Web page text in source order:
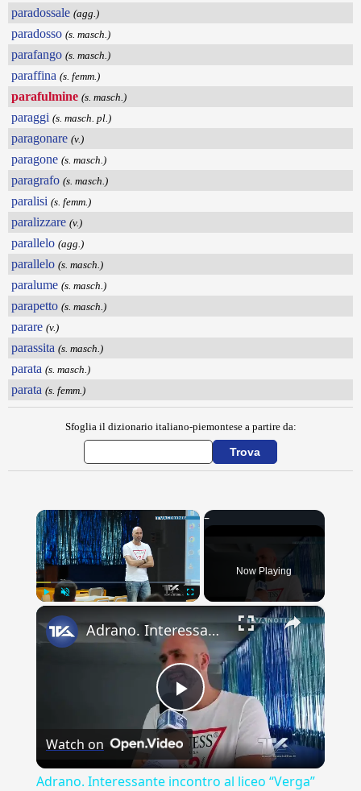
paradossale (agg.)
paradosso (s. masch.)
parafango (s. masch.)
paraffina (s. femm.)
parafulmine (s. masch.)
paraggi (s. masch. pl.)
paragonare (v.)
paragone (s. masch.)
paragrafo (s. masch.)
paralisi (s. femm.)
paralizzare (v.)
parallelo (agg.)
parallelo (s. masch.)
paralume (s. masch.)
parapetto (s. masch.)
parare (v.)
parassita (s. masch.)
parata (s. masch.)
parata (s. femm.)
Sfoglia il dizionario italiano-piemontese a partire da:
×
Now Playing
×
Play
Video
Adrano. Interessante incontro al liceo “Verga” con il prof. Fabio Gamberini. Studenti del Linguistic
Watch on
Adrano. Interessante incontro al liceo “Verga”